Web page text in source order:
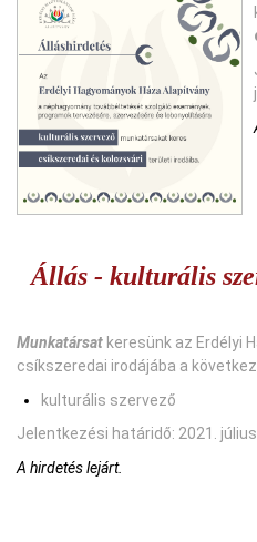
Állás - kulturális
Munkatársat keresünk az Erdélyi
csíkszeredai irodájába a
kulturális szervező
Jelentkezési határidő: 2021. július
A hirdetés lejárt.